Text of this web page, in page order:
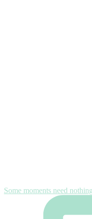
Some moments need